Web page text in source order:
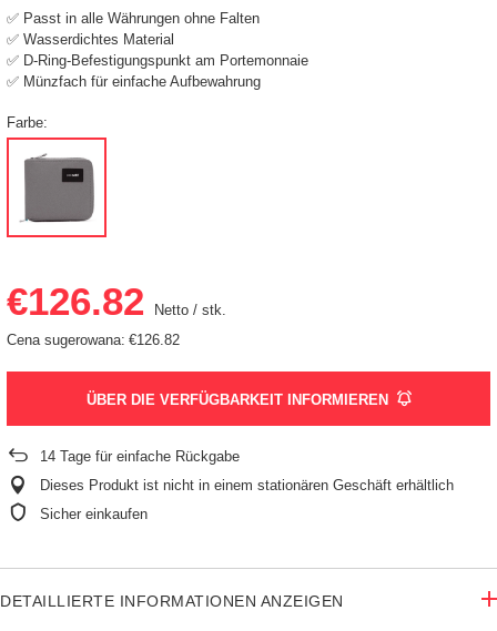
✅ Passt in alle Währungen ohne Falten
✅ Wasserdichtes Material
✅ D-Ring-Befestigungspunkt am Portemonnaie
✅ Münzfach für einfache Aufbewahrung
Farbe
€126.82 Netto / stk.
Cena sugerowana: €126.82
ÜBER DIE VERFÜGBARKEIT INFORMIEREN
14 Tage für einfache Rückgabe
Dieses Produkt ist nicht in einem stationären Geschäft erhältlich
Sicher einkaufen
DETAILLIERTE INFORMATIONEN ANZEIGEN